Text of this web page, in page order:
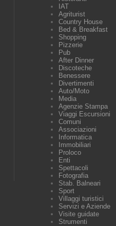
IAT
Agriturist
Country House
Bed & Breakfast
Shopping
Pizzerie
Pub
After Dinner
Discoteche
Benessere
Divertimenti
Auto/Moto
Media
Agenzie Stampa
Viaggi Escursioni
Comuni
Associazioni
Informatica
Immobiliari
Proloco
Enti
Spettacoli
Fotografia
Stab. Balneari
Sport
Villaggi turistici
Servizi e Aziende
Visite guidate
Strumenti